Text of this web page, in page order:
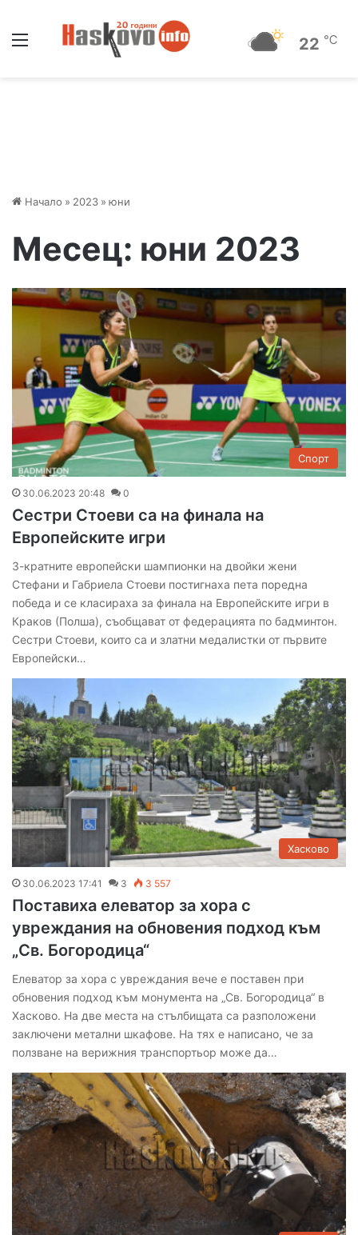
22 ℃
Начало » 2023 » юни
Месец: юни 2023
Спорт
30.06.2023 20:48 0
Сестри Стоеви са на финала на
Европейските игри
3-кратните европейски шампионки на двойки жени
Стефани и Габриела Стоеви постигнаха пета поредна
победа и се класираха за финала на Европейските игри в
Краков (Полша), съобщават от федерацията по бадминтон.
Сестри Стоеви, които са и златни медалистки от първите
Европейски…
Хасково
30.06.2023 17:41 3 3 557
Поставиха елеватор за хора с
увреждания на обновения подход към
„Св. Богородица“
Елеватор за хора с увреждания вече е поставен при
обновения подход към монумента на „Св. Богородица“ в
Хасково. На две места на стълбищата са разположени
заключени метални шкафове. На тях е написано, че за
ползване на верижния транспортьор може да…